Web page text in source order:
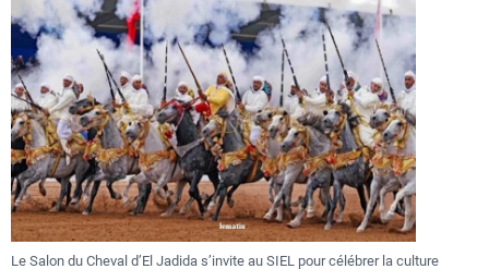
Le Salon du Cheval d’El Jadida s’invite au SIEL pour célébrer la culture